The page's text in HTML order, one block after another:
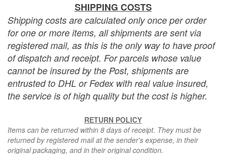
SHIPPING COSTS
Shipping costs are calculated only once per order
for one or more items, all shipments are sent via
registered mail, as this is the only way to have proof
of dispatch and receipt. For parcels whose value
cannot be insured by the Post, shipments are
entrusted to DHL or Fedex with real value insured,
the service is of high quality but the cost is higher.
RETURN POLICY
Items can be returned within 8 days of receipt. They must be
returned by registered mail at the sender's expense, in their
original packaging, and in their original condition.